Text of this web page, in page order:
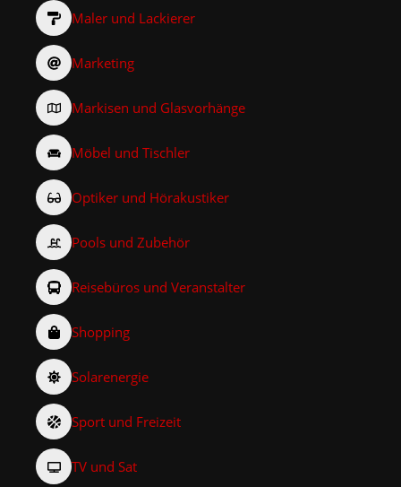
Maler und Lackierer
Marketing
Markisen und Glasvorhänge
Möbel und Tischler
Optiker und Hörakustiker
Pools und Zubehör
Reisebüros und Veranstalter
Shopping
Solarenergie
Sport und Freizeit
TV und Sat